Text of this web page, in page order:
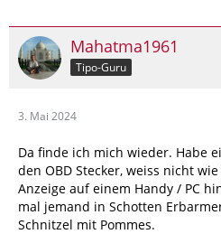
Mahatma1961
Tipo-Guru
3. Mai 2024
Da finde ich mich wieder. Habe
den OBD Stecker, weiss nicht
Anzeige auf einem Handy / PC
mal jemand in Schotten
Schnitzel mit Pommes.